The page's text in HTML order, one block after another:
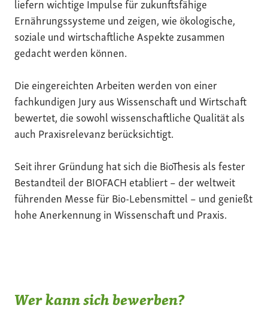
Ernährungssysteme und zeigen, wie ökologische,
soziale und wirtschaftliche Aspekte zusammen
gedacht werden können.
Die eingereichten Arbeiten werden von einer
fachkundigen Jury aus Wissenschaft und Wirtschaft
bewertet, die sowohl wissenschaftliche Qualität als
auch Praxisrelevanz berücksichtigt.
Seit ihrer Gründung hat sich die BioThesis als fester
Bestandteil der BIOFACH etabliert – der weltweit
führenden Messe für Bio-Lebensmittel – und genießt
hohe Anerkennung in Wissenschaft und Praxis.
Wer kann sich bewerben?